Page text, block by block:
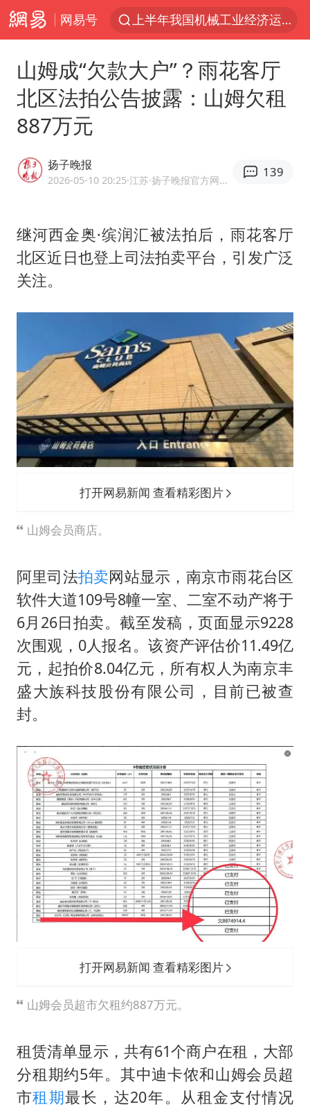
网易号
上半年我国机械工业经济运行稳中有进
国防部回应日本试射“战斧”导弹
“立秋的第一杯奶茶”又爆单了
泰国枪击案凶手先杀祖父母后行凶
宇树科技中一签需缴款7.54万元
四川宜宾市高县发生4.9级地震
台湾海峡南口北上船舶实施交通管制
“新疆阿勒泰八月能滑雪”不实
江苏发布台风蓝色预警
向鹏0-3不敌张本智和
今日立秋你咬秋了吗
东方之约 相约未来
山姆成“欠款大户”？雨花客厅
北区法拍公告披露：山姆欠租
887万元
扬子晚报
2026-05-10 20:25·江苏 ·扬子晚报官方网易号
139
继河西金奥·缤润汇被法拍后，雨花客厅
北区近日也登上司法拍卖平台，引发广泛
关注。
打开网易新闻 查看精彩图片
山姆会员商店。
阿里司法拍卖网站显示，南京市雨花台区
软件大道109号8幢一室、二室不动产将于
6月26日拍卖。截至发稿，页面显示9228
次围观，0人报名。该资产评估价11.49亿
元，起拍价8.04亿元，所有权人为南京丰
盛大族科技股份有限公司，目前已被查
封。
打开网易新闻 查看精彩图片
山姆会员超市欠租约887万元。
租赁清单显示，共有61个商户在租，大部
分租期约5年。其中迪卡侬和山姆会员超
市租期最长，达20年。从租金支付情况